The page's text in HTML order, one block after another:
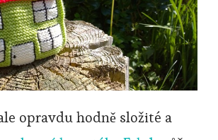
opravdu hodně složité a